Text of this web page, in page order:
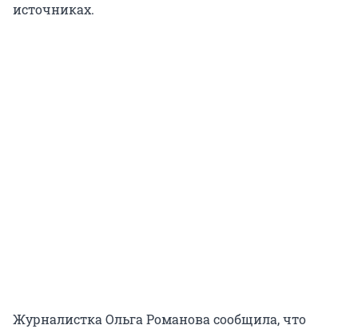
источниках.
Журналистка Ольга Романова сообщила, что